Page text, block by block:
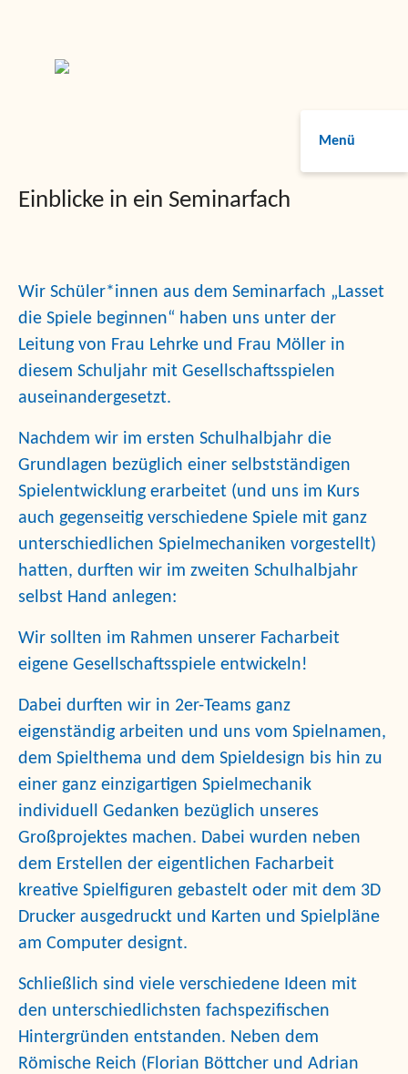
Menü
Einblicke in ein Seminarfach
Wir Schüler*innen aus dem Seminarfach „Lasset
die Spiele beginnen“ haben uns unter der
Leitung von Frau Lehrke und Frau Möller in
diesem Schuljahr mit Gesellschaftsspielen
auseinandergesetzt.
Nachdem wir im ersten Schulhalbjahr die
Grundlagen bezüglich einer selbstständigen
Spielentwicklung erarbeitet (und uns im Kurs
auch gegenseitig verschiedene Spiele mit ganz
unterschiedlichen Spielmechaniken vorgestellt)
hatten, durften wir im zweiten Schulhalbjahr
selbst Hand anlegen:
Wir sollten im Rahmen unserer Facharbeit
eigene Gesellschaftsspiele entwickeln!
Dabei durften wir in 2er-Teams ganz
eigenständig arbeiten und uns vom Spielnamen,
dem Spielthema und dem Spieldesign bis hin zu
einer ganz einzigartigen Spielmechanik
individuell Gedanken bezüglich unseres
Großprojektes machen. Dabei wurden neben
dem Erstellen der eigentlichen Facharbeit
kreative Spielfiguren gebastelt oder mit dem 3D
Drucker ausgedruckt und Karten und Spielpläne
am Computer designt.
Schließlich sind viele verschiedene Ideen mit
den unterschiedlichsten fachspezifischen
Hintergründen entstanden. Neben dem
Römische Reich (Florian Böttcher und Adrian